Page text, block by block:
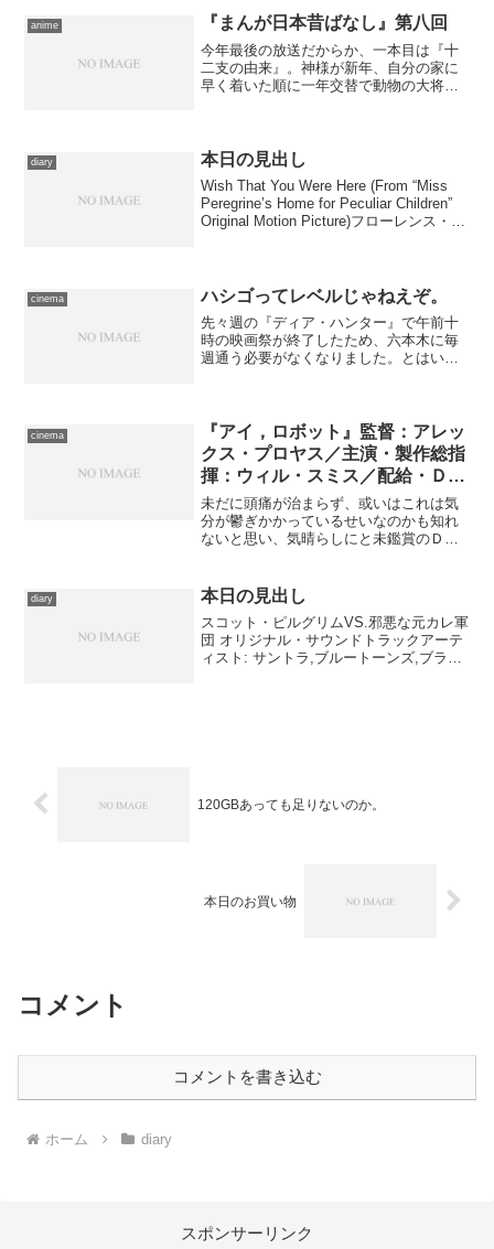
気に彼女を圧倒する…… シリーズ全体
としてのバランスはと...
anime 『まんが日本昔ばなし』第八回
今年最後の放送だからか、一本目は『十
二支の由来』。神様が新年、自分の家に
早く着いた順に一年交替で動物の大将に
に競争の模様を描く。日本...
diary 本日の見出し
Wish That You Were Here (From “Miss
Peregrine’s Home for Peculiar Children”
Original Motion Picture)フローレンス・ア
cinema ハシゴってレベルじゃねえぞ。
先々週の『ディア・ハンター』で午前十
時の映画祭が終了したため、六本木に毎
週通う必要がなくなりました。とはい
観る用事を作って訪れるよう...
cinema
『アイ，ロボット』監督：アレッ
クス・プロヤス／主演・製作総指
揮：ウィル・スミス／配給・ＤＶ
Ｄ発売：20世紀フォックス
未だに頭痛が治まらず、或いはこれは気
分が鬱ぎかかっているせいなのかも知れ
ないと思い、気晴らしにと未鑑賞のＤＶ
思えるものを選んで、正月の『ウェイキ
ング・ライフ』のときと同...
diary 本日の見出し
スコット・ピルグリムVS.邪悪な元カレ軍
団 オリジナル・サウンドトラックアーテ
ィスト: サントラ,ブルートーンズ,ブラッ
120GBあっても足りないのか。
本日のお買い物
コメント
コメントを書き込む
ホーム diary
スポンサーリンク